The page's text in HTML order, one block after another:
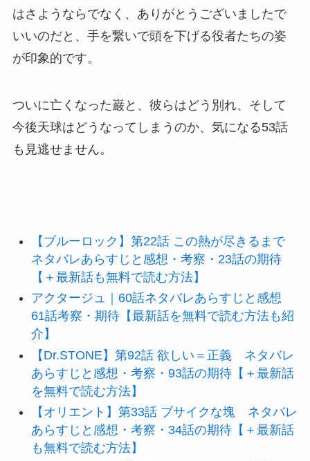
はさようならでなく、ありがとうございましたで
いいのだと、手を繋いで頭を下げる役者たちの姿
が印象的です。
ついに亡くなった巌と、彼らはどう別れ、そして
今後天球はどうなってしまうのか、気になる53話
も見逃せません。
【ブルーロック】第22話 この熱が尽きるまで
ネタバレあらすじと感想・考察・23話の期待
【＋最新話も無料で読む方法】
アクタージュ｜60話ネタバレあらすじと感想
61話考察・期待【最新話を無料で読む方法も紹
介】
【Dr.STONE】第92話 欲しい＝正義 ネタバレ
あらすじと感想・考察・93話の期待【＋最新話
を無料で読む方法】
【オリエント】第33話 ブサイクな塊 ネタバレ
あらすじと感想・考察・34話の期待【＋最新話
も無料で読む方法】